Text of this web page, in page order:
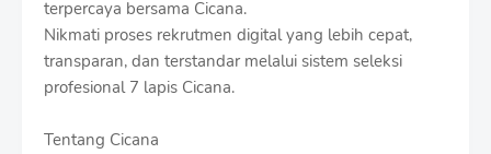
terpercaya bersama Cicana.
Nikmati proses rekrutmen digital yang lebih cepat,
transparan, dan terstandar melalui sistem seleksi
profesional 7 lapis Cicana.
Tentang Cicana